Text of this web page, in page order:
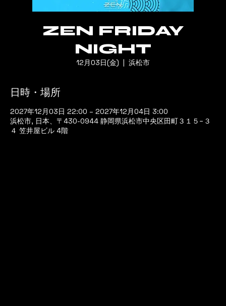
ZEN FRIDAY
NIGHT
12月03日(金)
  |
浜松市
日時・場所
2027年12月03日 22:00 – 2027年12月04日 3:00
浜松市, 日本、〒430-0944 静岡県浜松市中央区田町３１５−３
４ 笠井屋ビル 4階